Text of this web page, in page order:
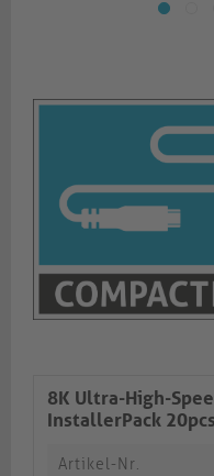
8K Ultra-High-
InstallerPack 20pcs
Artikel-Nr.